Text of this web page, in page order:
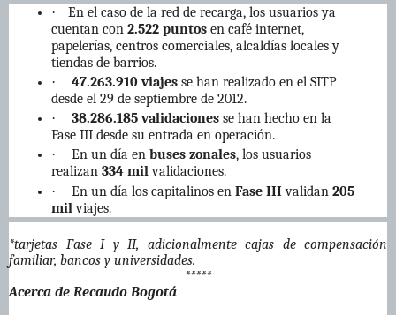
·
En el caso de la red de recarga, los usuarios ya
cuentan con 2.522 puntosen café internet,
papelerías, centros comerciales, alcaldías locales y
tiendas de barrios.
· 47.263.910 viajesse han realizado en el SITP
desde el 29 de septiembre de 2012.
· 38.286.185 validacionesse han hecho en la
Fase III desde su entrada en operación.
· En un día en buses zonales, los usuarios
realizan 334 milvalidaciones.
· En un día los capitalinos en Fase IIIvalidan 205
milviajes.
*tarjetas Fase I y II, adicionalmente cajas de compensación
familiar, bancos y universidades.
*****
Acerca de Recaudo Bogotá